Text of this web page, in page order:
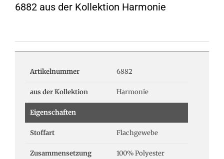
6882 aus der Kollektion Harmonie
Artikelnummer 6882
aus der Kollektion Harmonie
Eigenschaften
Stoffart Flachgewebe
Zusammensetzung 100% Polyester